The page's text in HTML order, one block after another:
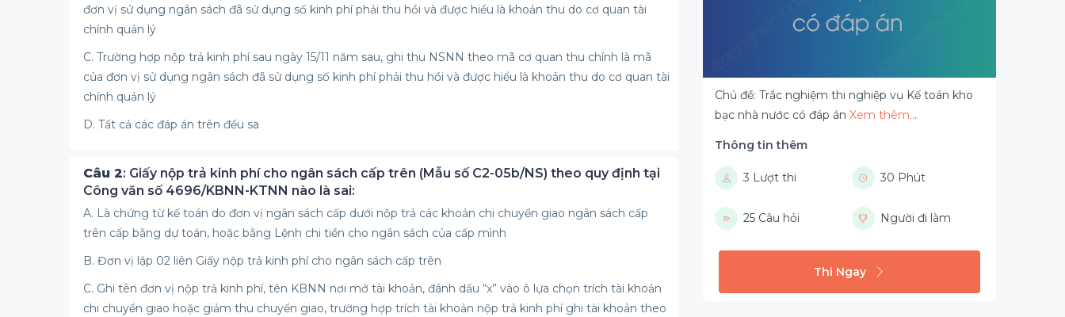
đơn vị sử dụng ngân sách đã sử dụng số kinh phí phải thu hồi và được hiểu là khoản thu do cơ quan tài
chính quản lý
C. Trường hợp nộp trả kinh phí sau ngày 15/11 năm sau, ghi thu NSNN theo mã cơ quan thu chính là mã
của đơn vị sử dụng ngân sách đã sử dụng số kinh phí phải thu hồi và được hiểu là khoản thu do cơ quan tài
chính quản lý
D. Tất cả các đáp án trên đều sa
Câu 2: Giấy nộp trả kinh phí cho ngân sách cấp trên (Mẫu số C2-05b/NS) theo quy định tại
Công văn số 4696/KBNN-KTNN nào là sai:
A. Là chứng từ kế toán do đơn vị ngân sách cấp dưới nộp trả các khoản chi chuyển giao ngân sách cấp
trên cấp bằng dự toán, hoặc bằng Lệnh chi tiền cho ngân sách của cấp mình
B. Đơn vị lập 02 liên Giấy nộp trả kinh phí cho ngân sách cấp trên
C. Ghi tên đơn vị nộp trả kinh phí, tên KBNN nơi mở tài khoản, đánh dấu “x” vào ô lựa chọn trích tài khoản
chi chuyển giao hoặc giảm thu chuyển giao, trường hợp trích tài khoản nộp trả kinh phí ghi tài khoản theo
Chủ đề: Trắc nghiệm thi nghiệp vụ Kế toán kho
bạc nhà nước có đáp án Xem thêm...
Thông tin thêm
3 Lượt thi 30 Phút
25 Câu hỏi Người đi làm
Thi Ngay